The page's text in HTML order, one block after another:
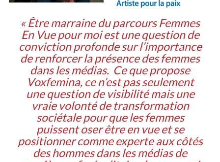
« Être marraine du parcoursFemmes
En Vuepour moi est une question de
conviction profonde sur l’importance
de renforcer la présence des femmes
dans les médias. Ce que propose
Voxfemina, ce n’est pas seulement
une question de visibilité mais une
vraie volonté de transformation
sociétale pour que les femmes
puissent oser être en vue et se
positionner comme experte aux côtés
des hommes dans les médias de